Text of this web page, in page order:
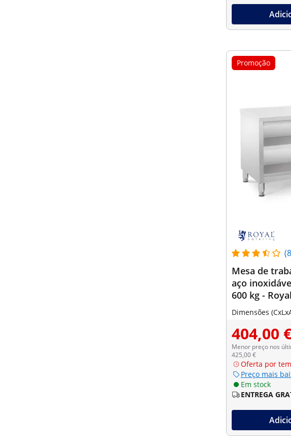
Promoção
Mesa de
aço
600 kg -
Dimensões
404,00
Menor preço nos
425,00 €
Oferta por
Preço mais
Em stock
ENTREGA